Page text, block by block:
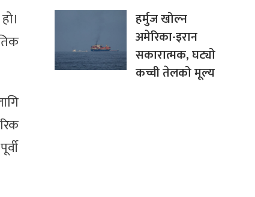
हर्मुज खोल्न
अमेरिका-इरान
सकारात्मक, घट्यो
कच्ची तेलको मूल्य